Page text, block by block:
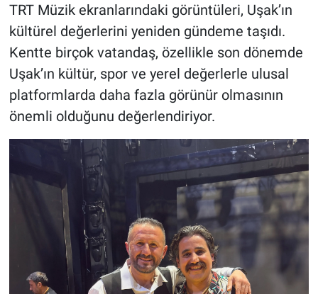
TRT Müzik ekranlarındaki görüntüleri, Uşak’ın
kültürel değerlerini yeniden gündeme taşıdı.
Kentte birçok vatandaş, özellikle son dönemde
Uşak’ın kültür, spor ve yerel değerlerle ulusal
platformlarda daha fazla görünür olmasının
önemli olduğunu değerlendiriyor.